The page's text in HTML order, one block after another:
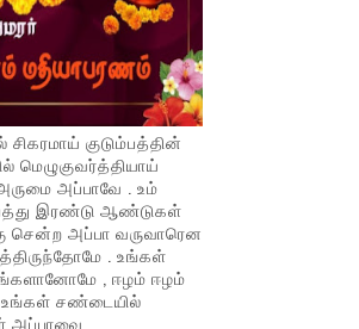
குடும்பத்தின்
மெழுகுவர்த்தியாய்
அப்பாவே . உம்
இரண்டு ஆண்டுகள்
அப்பா வருவாரென
. உங்கள்
, ஈழம் ஈழம்
உங்கள் சண்டையில்
அப்பாவை